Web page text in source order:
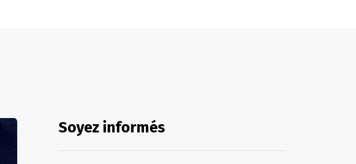
Soyez informés